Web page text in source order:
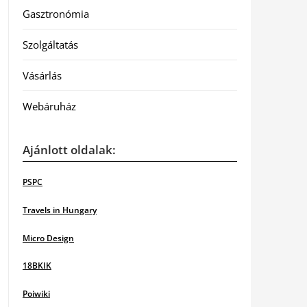
Gasztronómia
Szolgáltatás
Vásárlás
Webáruház
Ajánlott oldalak:
PSPC
Travels in Hungary
Micro Design
18BKIK
Poiwiki